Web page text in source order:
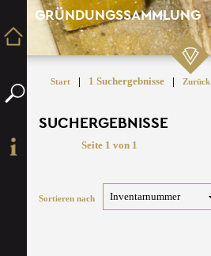
GRÜNDUNGSSAMMLUNG
Start | 1 Suchergebnisse | Zurück
SUCHERGEBNISSE
Seite 1 von 1
Sortieren nach